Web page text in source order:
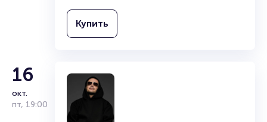
Купить
16
окт.
пт, 19:00